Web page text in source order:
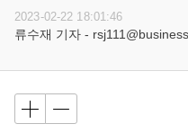
2023-02-22 18:01:46
류수재 기자 -